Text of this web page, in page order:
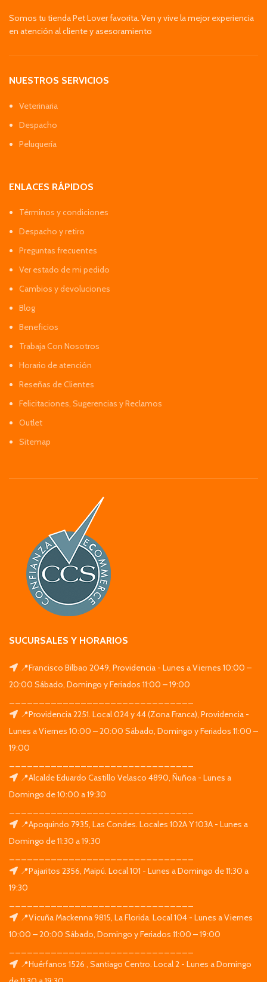
Somos tu tienda Pet Lover favorita. Ven y vive la mejor experiencia
en atención al cliente y asesoramiento
NUESTROS SERVICIOS
Veterinaria
Despacho
Peluquería
ENLACES RÁPIDOS
Términos y condiciones
Despacho y retiro
Preguntas frecuentes
Ver estado de mi pedido
Cambios y devoluciones
Blog
Beneficios
Trabaja Con Nosotros
Horario de atención
Reseñas de Clientes
Felicitaciones, Sugerencias y Reclamos
Outlet
Sitemap
SUCURSALES Y HORARIOS
📍Francisco Bilbao 2049, Providencia - Lunes a Viernes 10:00 –
20:00 Sábado, Domingo y Feriados 11:00 – 19:00
📍Providencia 2251. Local 024 y 44 (Zona Franca), Providencia -
Lunes a Viernes 10:00 – 20:00 Sábado, Domingo y Feriados 11:00 –
19:00
📍Alcalde Eduardo Castillo Velasco 4890, Ñuñoa - Lunes a
Domingo de 10:00 a 19:30
📍Apoquindo 7935, Las Condes. Locales 102A Y 103A - Lunes a
Domingo de 11:30 a 19:30
📍Pajaritos 2356, Maipú. Local 101 - Lunes a Domingo de 11:30 a
19:30
📍Vicuña Mackenna 9815, La Florida. Local 104 - Lunes a Viernes
10:00 – 20:00 Sábado, Domingo y Feriados 11:00 – 19:00
📍Huérfanos 1526 , Santiago Centro. Local 2 - Lunes a Domingo